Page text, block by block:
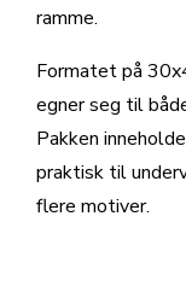
ramme.
Formatet på
egner seg til
Pakken
praktisk til
flere motiver.